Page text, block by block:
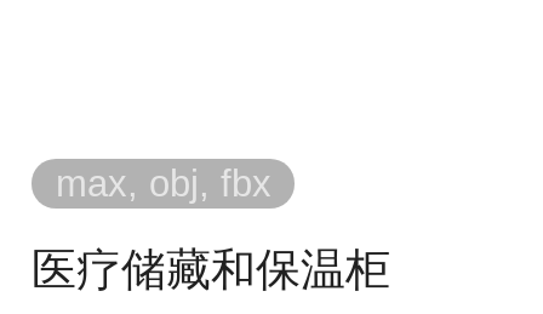
医疗储藏和保温柜
max, obj, fbx